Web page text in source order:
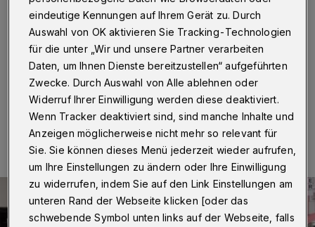
Wuppertal· Rund 1.400 Zuschauer haben nach
Polizeiangaben die Karfreitagsprozession (25. März
2016) der katholischen italienischen Gemeinde in
Wuppertal verfolgt.
25.03.2016 , 20:08 Uhr Eine Minute Lesezeit
eindeutige Kennungen auf Ihrem Gerät zu. Durch
Auswahl von OK aktivieren Sie Tracking-Technologien
für die unter „Wir und unsere Partner verarbeiten
Daten, um Ihnen Dienste bereitzustellen“ aufgeführten
Zwecke. Durch Auswahl von Alle ablehnen oder
Widerruf Ihrer Einwilligung werden diese deaktiviert.
Wenn Tracker deaktiviert sind, sind manche Inhalte und
Anzeigen möglicherweise nicht mehr so relevant für
Sie. Sie können dieses Menü jederzeit wieder aufrufen,
um Ihre Einstellungen zu ändern oder Ihre Einwilligung
zu widerrufen, indem Sie auf den Link Einstellungen am
unteren Rand der Webseite klicken [oder das
schwebende Symbol unten links auf der Webseite, falls